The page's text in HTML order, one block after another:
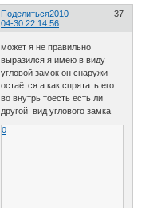
Поделиться 37
2010-
04-30 22:14:56
может я не правильно
выразился я имею в виду
угловой замок он снаружи
остаётся а как спрятать его
во внутрь тоесть есть ли
другой вид углового замка
0